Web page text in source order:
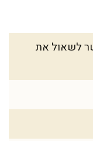
לשאול את